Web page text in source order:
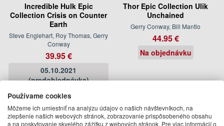
Incredible Hulk Epic
Collection Crisis on Counter
Earth
Steve Englehart, Roy Thomas, Gerry
Conway
39.95 €
05.10.2021
(predobjednávka)
Thor Epic Collection Ulik
Unchained
Gerry Conway, Bill Mantlo
44.95 €
Na objednávku
Používame cookies
Môžeme ich umiestniť na analýzu údajov o našich návštevníkoch, na
zlepšenie našich webových stránok, zobrazovanie prispôsobeného obsahu
a na poskytovanie skvelého zážitku z webových stránok. Pre viac informácií o